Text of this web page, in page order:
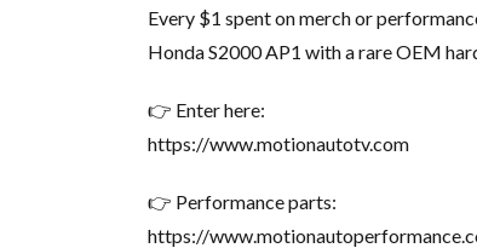
Every $1 spent on merch or
Honda S2000 AP1 with a rare OEM
👉 Enter here:
https://www.motionautotv.com
👉 Performance parts:
https://